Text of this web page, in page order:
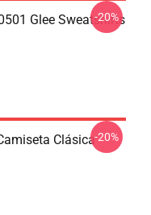
Glee Sweatshirts
-20%
Clásica-20%